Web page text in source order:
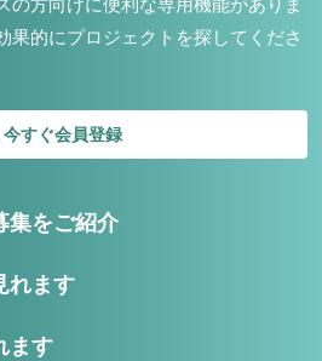
の方向けに便利な専用機能がありま
果的にプロジェクトを探してくださ
今すぐ会員登録
集をご紹介
れます
ます